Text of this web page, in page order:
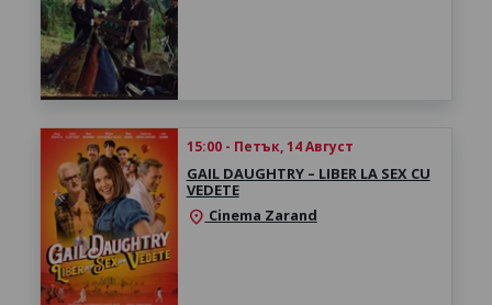
15:00 - Петък, 14 Август
GAIL DAUGHTRY – LIBER LA SEX CU
VEDETE
location_on Cinema Zarand